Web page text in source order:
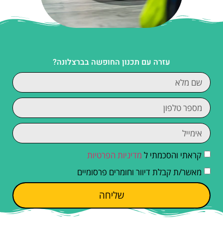
עזרה עם תכנון החופשה בברצלונה?
קראתי והסכמתי ל מדיניות הפרטיות
מאשר/ת קבלת דיוור וחומרים פרסומיים
שליחה